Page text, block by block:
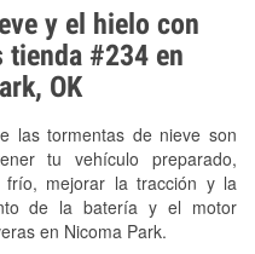
y el hielo con
tienda #234 en
OK
las tormentas de nieve son
tu vehículo preparado,
mejorar la tracción y la
de la batería y el motor
en Nicoma Park.
y
Engine"
y aceite
de faros